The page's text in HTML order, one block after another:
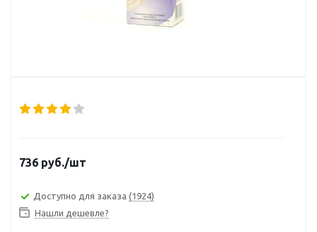
736 руб./шт
Доступно для заказа (1924)
Нашли дешевле?